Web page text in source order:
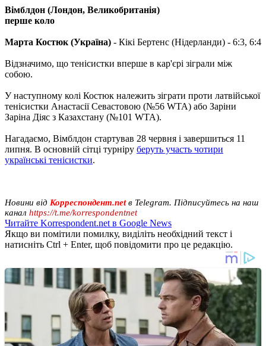
Вімблдон (Лондон, Великобританія)
перше коло
Марта Костюк (Україна) - Кікі Бертенс (Нідерланди) - 6:3, 6:4
Відзначимо, що тенісистки вперше в кар'єрі зіграли між
собою.
У наступному колі Костюк належить зіграти проти латвійської
тенісистки Анастасії Севастовою (№56 WTA) або Заріни
Заріна Діяс з Казахстану (№101 WTA).
Нагадаємо, Вімблдон стартував 28 червня і завершиться 11
липня. В основній сітці турніру беруть участь чотири
українські тенісистки.
Новини від Корреспондент.netв Telegram. Підписуйтесь на наш
канал https://t.me/korrespondentnet
Читайте Korrespondent.net в Google News
Якщо ви помітили помилку, виділіть необхідний текст і
натисніть Ctrl + Enter, щоб повідомити про це редакцію.